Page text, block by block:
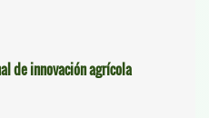
de innovación agrícola